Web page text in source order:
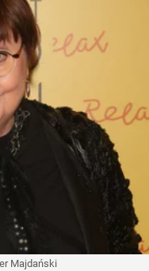
Majdański